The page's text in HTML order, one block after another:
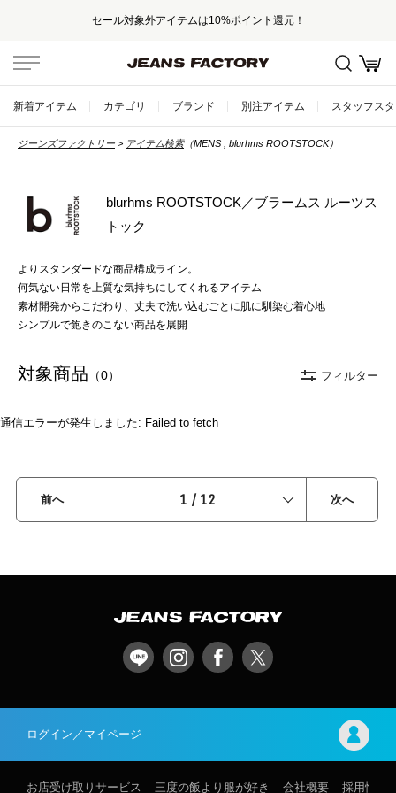
セール対象外アイテムは10%ポイント還元！
新着アイテム カテゴリ ブランド 別注アイテム スタッフス
ジーンズファクトリー アイテム検索（MENS , blurhms ROOTSTOCK）
blurhms ROOTSTOCK／ブラームス ルーツス
トック
よりスタンダードな商品構成ライン。
何気ない日常を上質な気持ちにしてくれるアイテム
素材開発からこだわり、丈夫で洗い込むごとに肌に馴染む着心地
シンプルで飽きのこない商品を展開
対象商品 （0） フィルター
通信エラーが発生しました: Failed to fetch
前へ 1 / 12 次へ
ログイン／マイページ
お店受け取りサービス 三度の飯より服が好き 会社概要 採用情報